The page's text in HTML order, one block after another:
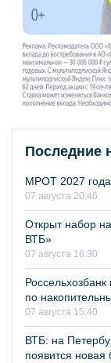
Последние
МРОТ 2027 года
07 августа 20:46
Открыт набор
ВТБ»
07 августа 16:30
по
07 августа 15:40
ВТБ: на
появится